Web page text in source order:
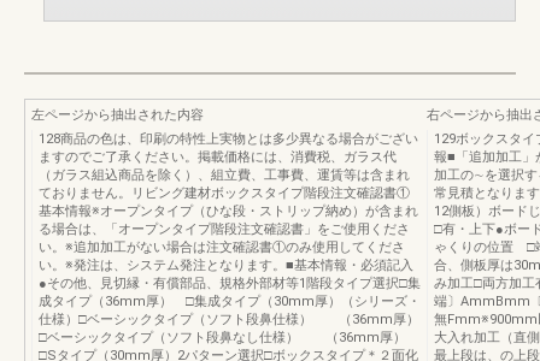
左ページから抽出された内容
128商品の色は、印刷の特性上実物とは多少異なる場合がござい
ますのでご了承ください。掲載価格には、消費税、ガラス代
（ガラス組込商品を除く）、組立費、工事費、運賃等は含まれ
ておりません。リビング建材ボックスタイプ階段注文確認書①
基本情報※オープンタイプ（ひな段・ストリップ納め）が含まれ
る場合は、「オープンタイプ階段注文確認書」をご使用くださ
い。※追加加工がない場合は注文確認書①のみ使用してくださ
い。※発注は、システム発注となります。■基本情報・必須記入
●その他、見切縁・有償部品、規格外部材等1階段タイプ選択□集
成タイプ（36mm厚） □集成タイプ（30mm厚）（シリーズ・
仕様）□ベーシックタイプ（ソフト段鼻仕様） （36mm厚）
□ベーシックタイプ（ソフト段鼻なし仕様） （36mm厚）
□Sタイプ（30mm厚）2パターン選択□ボックスタイプ＊２面化
右ページから抽出
129ボックスタ
報■「追加加工」
加工の∼を選択す
常見積となりま
12側板）ボー
□有・上下●ボ
ゃくりの位置 □
合、側板厚は
み加工□両方加
端〕AmmBmm
無Fmm※900mm
大入れ加工（直
最上段は、の上